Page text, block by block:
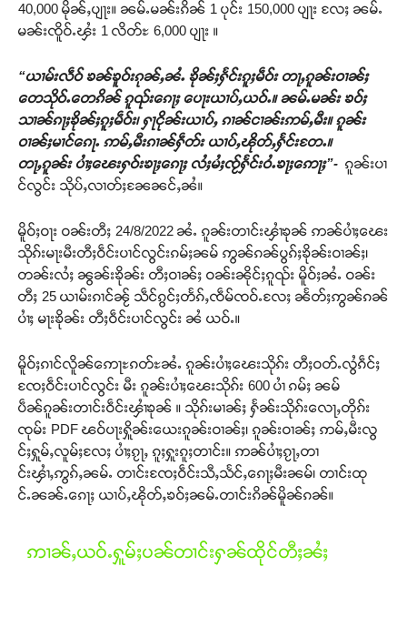
40,000 မိုၼ်ႇပျႃး။ ၼမ်ႉမၼ်းၵိၼ် 1 ပုင်း 150,000 ပျႃး လႄႈ ၼမ်ႉ
မၼ်းၸိူဝ်ႉၾႆး 1 လိတ်ႊ 6,000 ပျႃး ။
“ယၢမ်းလဵဝ် ၶၼ်ၶူဝ်းၵုၼ်ႇၼႆႉ ၶိုၼ်ႈႁႅင်းၵူႈမဵဝ်း တႃႇၵူၼ်းဝၢၼ်ႈ
တေသိုဝ်ႉတေၵိၼ် ၵူၺ်းၵေႃႈ ပေႃးယၢပ်ႇယဝ်ႉ။ ၼမ်ႉမၼ်း ၶဝ်ႈ
သၢၼ်ၵႃႈၶိုၼ်ႈၵူႈမဵဝ်း၊ ႁႃငိုၼ်းယၢပ်ႇ ၵၢၼ်ငၢၼ်းဢမ်ႇမီး။ ၵူၼ်း
ဝၢၼ်ႈမၢင်ၵေႃႉ ဢမ်ႇမီးၵၢၼ်ႁဵတ်း ယၢပ်ႇၽိုတ်ႇႁႅင်းတႄႉ။
တႃႇၵူၼ်း ပၢႆႈၽေးႁဝ်းၶႃႈၵေႃႈ လႆႈမႆႈၸႂ်ႁႅင်းဝႆႉၶႃႈဢေႃႈ”- ၵူၼ်းပၢ
င်လွင်း သိုပ်ႇလၢတ်ႈၼႄၼင်ႇၼႆ။
မိူဝ်ႈဝႃး ဝၼ်းတီႈ 24/8/2022 ၼႆႉ ၵူၼ်းတၢင်းၾၢႆၶုၼ် ဢၼ်ပၢႆႈၽေး
သိုၵ်းမႃးမီးတီႈဝဵင်းပၢင်လွင်းၵမ်ႈၼမ် ဢွၼ်ၵၼ်ပွၵ်ႈၶိုၼ်းဝၢၼ်ႈ၊
တၼ်းလႆႈ ၼွၼ်းၶိုၼ်း တီႈဝၢၼ်ႈ ဝၼ်းၼိုင်ႈၵူၺ်း မိူဝ်ႈၼႆႉ ဝၼ်း
တီႈ 25 ယၢမ်းၵၢင်ၼႂ် သဵင်ၵွင်ႈတႅၵ်ႇၸဵမ်ၸဝ်ႉလႄႈ ၼႅတ်ႈဢွၼ်ၵၼ်
ပၢႆႈ မႃးၶိုၼ်း တီႈဝဵင်းပၢင်လွင်း ၼႆ ယဝ်ႉ။
မိူဝ်ႈၵၢင်လိူၼ်ဢေႃႊၵတ်ႊၼႆႉ ၵူၼ်းပၢႆႈၽေးသိုၵ်း တီႈဝတ်ႉလွႆၵဵင်ႈ
ၸႄႈဝဵင်းပၢင်လွင်း မီး ၵူၼ်းပၢႆႈၽေးသိုၵ်း 600 ပၢႆ ၵမ်ႈ ၼမ်
ပဵၼ်ၵူၼ်းတၢင်းဝဵင်းၾၢႆၶုၼ် ။ သိုၵ်းမၢၼ်ႈ ႁႅၼ်းသိုၵ်းလေႃႇတိုၵ်း
ၸုမ်း PDF ၽဝ်ပႃးႁိူၼ်းယေးၵူၼ်းဝၢၼ်ႈ၊ ၵူၼ်းဝၢၼ်ႈ ဢမ်ႇမီးလွ
င်ႈႁူမ်ႇလူမ်ႈလႄႈ ပၢႆႈၵႂႃႇ ၵူႈႁူးၵူႈတၢင်း။ ဢၼ်ပၢႆႈၵႂႃႇတၢ
င်းၾၢႆႇဢွၵ်ႇၼမ်ႉ တၢင်းၸႄႈဝဵင်းသီႇသႅင်ႇၵေႃႈမီးၼမ်၊ တၢင်းထု
င်ႉၼၼ်ႉၵေႃႈ ယၢပ်ႇၽိုတ်ႇၶဝ်ႈၼမ်ႉတၢင်းၵိၼ်မိူၼ်ၵၼ်။
ဢၢၼ်ႇယဝ်ႉႁူမ်ႈပၼ်တၢင်းႁၼ်ထိုင်တီႈၼႆႈ